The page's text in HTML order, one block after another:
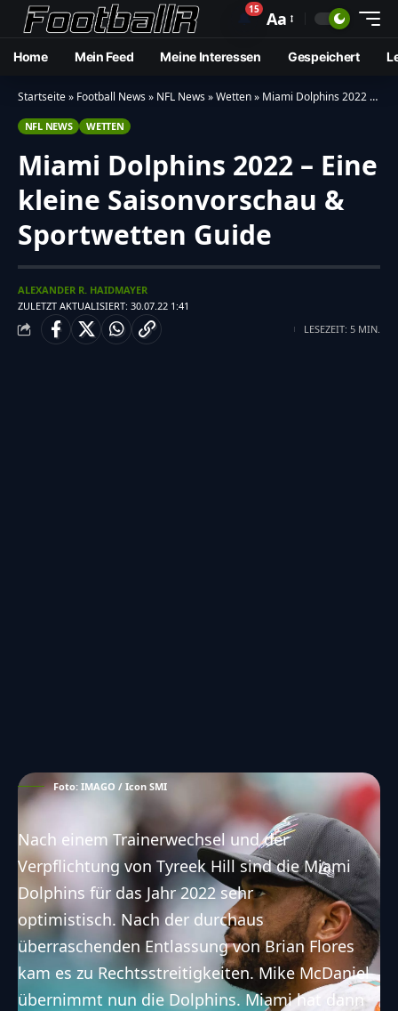
🔔15 Aa
Home Mein Feed Meine Interessen Gespeichert
Startseite» Football News» NFL News»Wetten» Miami Dolphins 2022 – Eine kleine Saisonvorschau & Sportwetten Guide
NFL NEWS WETTEN
Miami Dolphins 2022 – Eine
kleine Saisonvorschau &
Sportwetten Guide
ZULETZT AKTUALISIERT: 30.07.22 1:41
ALEXANDER R. HAIDMAYER
LESEZEIT: 5 MIN.
Foto: IMAGO / Icon SMI
Nach einem Trainerwechsel und der
Verpflichtung von Tyreek Hill sind dieMiami
Dolphins für das Jahr 2022 sehr
optimistisch. Nach der durchaus
überraschenden Entlassung von Brian Flores
kam es zu Rechtsstreitigkeiten. Mike McDaniel
übernimmt nun die Dolphins. Miami hat dann